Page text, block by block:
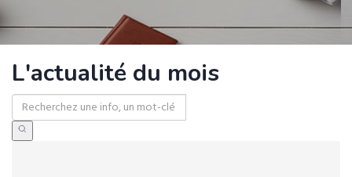
L'actualité du mois